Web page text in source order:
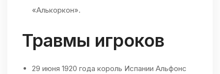
«Алькоркон».
Травмы игроков
29 июня 1920 года король Испании Альфонс